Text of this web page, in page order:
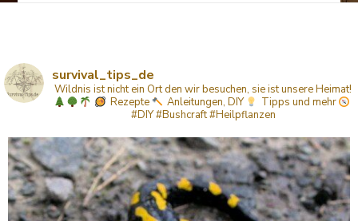
survival_tips_de
Wildnis ist nicht ein Ort den wir besuchen, sie ist unsere Heimat!
Rezepte
Anleitungen, DIY Tipps und mehr
#DIY #Bushcraft #Heilpflanzen